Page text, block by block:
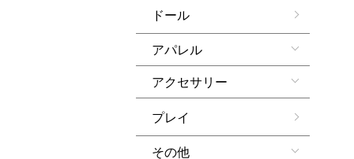
ドール
アパレル
アクセサリー
プレイ
その他